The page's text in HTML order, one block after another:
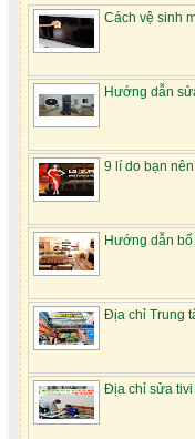
Cách vệ sinh
Hướng dẫn
9 lí do bạn
Hướng dẫn
Địa chỉ Trung
Địa chỉ sửa tivi